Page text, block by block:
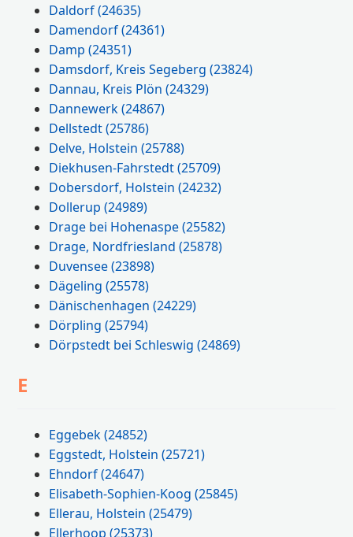
Daldorf(24635)
Damendorf(24361)
Damp(24351)
Damsdorf, Kreis Segeberg(23824)
Dannau, Kreis Plön(24329)
Dannewerk(24867)
Dellstedt(25786)
Delve, Holstein(25788)
Diekhusen-Fahrstedt(25709)
Dobersdorf, Holstein(24232)
Dollerup(24989)
Drage bei Hohenaspe(25582)
Drage, Nordfriesland(25878)
Duvensee(23898)
Dägeling(25578)
Dänischenhagen(24229)
Dörpling(25794)
Dörpstedt bei Schleswig(24869)
E
Eggebek(24852)
Eggstedt, Holstein(25721)
Ehndorf(24647)
Elisabeth-Sophien-Koog(25845)
Ellerau, Holstein(25479)
Ellerhoop(25373)